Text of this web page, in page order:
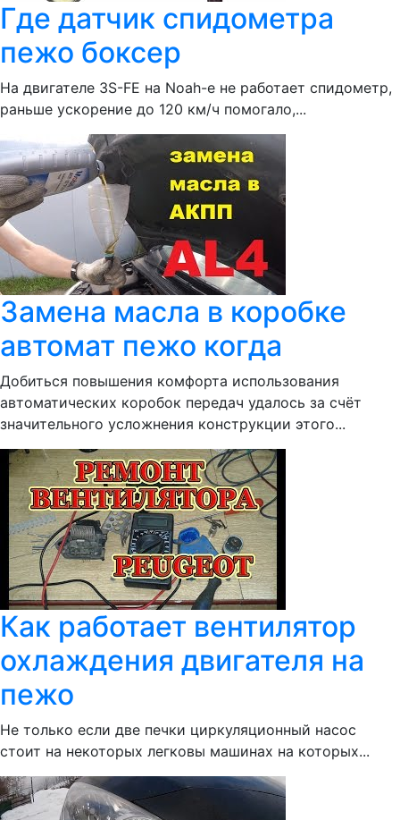
Где датчик спидометра
пежо боксер
На двигателе 3S-FE на Noah-e не работает спидометр,
раньше ускорение до 120 км/ч помогало,...
Замена масла в коробке
автомат пежо когда
Добиться повышения комфорта использования
автоматических коробок передач удалось за счёт
значительного усложнения конструкции этого...
Как работает вентилятор
охлаждения двигателя на
пежо
Не только если две печки циркуляционный насос
стоит на некоторых легковы машинах на которых...